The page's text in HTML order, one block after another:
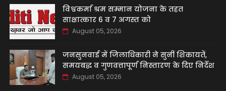
विश्वकर्मा श्रम सम्मान योजना के तहत
साक्षात्कार 6 व 7 अगस्त को
August 05, 2026
जनसुनवाई में जिलाधिकारी ने सुनीं शिकायतें,
समयबद्ध व गुणवत्तापूर्ण निस्तारण के दिए निर्देश
August 05, 2026